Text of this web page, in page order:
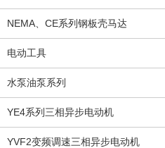
NEMA、CE系列钢板壳马达
电动工具
水泵油泵系列
YE4系列三相异步电动机
YVF2变频调速三相异步电动机